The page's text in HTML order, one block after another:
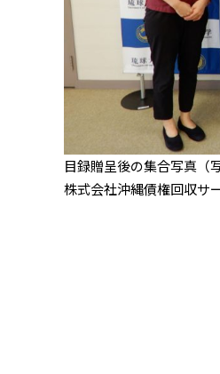
⽬録贈呈後の集合写真（
株式会社沖縄債権回収サ